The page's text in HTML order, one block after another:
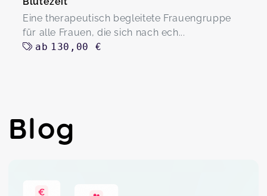
Eine therapeutisch begleitete Frauengruppe
für alle Frauen, die sich nach ech...
ab 130,00 €
Blog